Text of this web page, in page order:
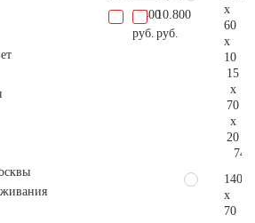
3.400
руб.
10.800
руб.
x
60
x
10
15
x
70
x
20
140
x
70